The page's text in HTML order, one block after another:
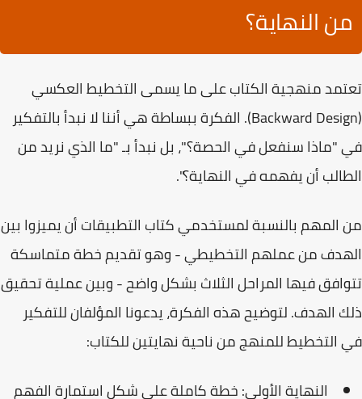
من النهاية؟
تعتمد منهجية الكتاب على ما يسمىالتخطيط العكسي
(Backward Design)
. الفكرة ببساطة هي أننا لا نبدأ بالتفكير
في "ماذا سنفعل في الحصة؟"، بل نبدأ بـ "ما الذي نريد من
الطالب أن يفهمه في النهاية؟".
من المهم بالنسبة لمستخدمي كتاب التطبيقات أن يميزوا بين
الهدف من عملهم التخطيطي- وهو تقديم خطة متماسكة
تتوافق فيها المراحل الثلاث بشكل واضح - وبينعملية تحقيق
ذلك الهدف. لتوضيح هذه الفكرة، يدعونا المؤلفان للتفكير
في التخطيط للمنهج من ناحية نهايتين للكتاب:
النهاية الأولى:خطة كاملة على شكل استمارة الفهم